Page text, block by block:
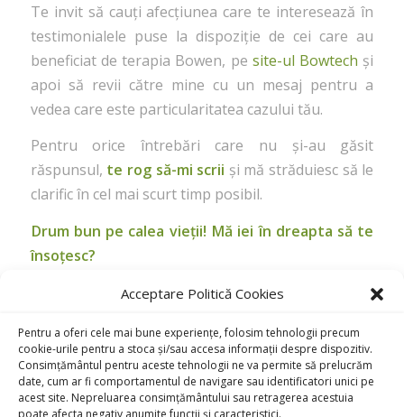
Acceptare Politică Cookies
Pentru a oferi cele mai bune experiențe, folosim tehnologii precum
cookie-urile pentru a stoca și/sau accesa informații despre dispozitiv.
Consimțământul pentru aceste tehnologii ne va permite să prelucrăm
date, cum ar fi comportamentul de navigare sau identificatori unici pe
acest site. Nepreluarea consimțământului sau retragerea acestuia
poate afecta negativ anumite funcții și caracteristici.
Te invit să cauți afecțiunea care te interesează în
testimonialele puse la dispoziție de cei care au
beneficiat de terapia Bowen, pe site-ul Bowtech și
apoi să revii către mine cu un mesaj pentru a
vedea care este particularitatea cazului tău.
Pentru orice întrebări care nu și-au găsit
răspunsul, te rog să-mi scrii și mă străduiesc să le
clarific în cel mai scurt timp posibil.
Drum bun pe calea vieții! Mă iei în dreapta să te
însoțesc?
NOVEMBER 20, 2023
/ BYADMIN